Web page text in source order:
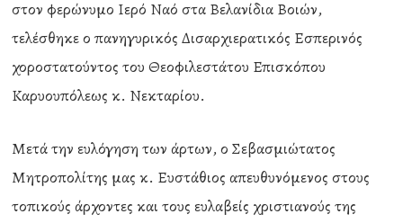
στον φερώνυμο Ιερό Ναό στα Βελανίδια Βοιών,
τελέσθηκε ο πανηγυρικός Δισαρχιερατικός Εσπερινός
χοροστατούντος του Θεοφιλεστάτου Επισκόπου
Καρυουπόλεως κ. Νεκταρίου.
Μετά την ευλόγηση των άρτων, ο Σεβασμιώτατος
Μητροπολίτης μας κ. Ευστάθιος απευθυνόμενος στους
τοπικούς άρχοντες και τους ευλαβείς χριστιανούς της